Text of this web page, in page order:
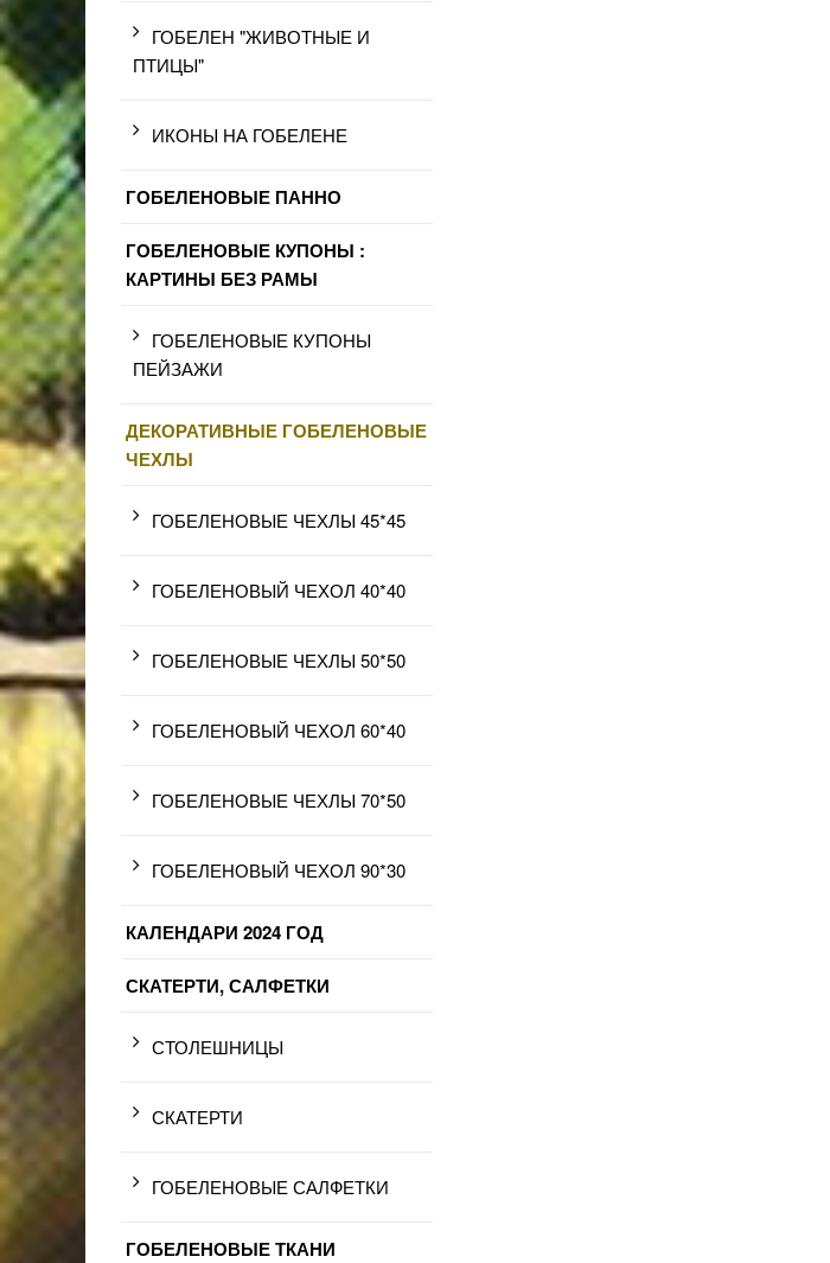
ГОБЕЛЕН "ЖИВОТНЫЕ И
ПТИЦЫ"
ИКОНЫ НА ГОБЕЛЕНЕ
ГОБЕЛЕНОВЫЕ ПАННО
ГОБЕЛЕНОВЫЕ КУПОНЫ :
КАРТИНЫ БЕЗ РАМЫ
ГОБЕЛЕНОВЫЕ КУПОНЫ
ПЕЙЗАЖИ
ДЕКОРАТИВНЫЕ ГОБЕЛЕНОВЫЕ
ЧЕХЛЫ
ГОБЕЛЕНОВЫЕ ЧЕХЛЫ 45*45
ГОБЕЛЕНОВЫЙ ЧЕХОЛ 40*40
ГОБЕЛЕНОВЫЕ ЧЕХЛЫ 50*50
ГОБЕЛЕНОВЫЙ ЧЕХОЛ 60*40
ГОБЕЛЕНОВЫЕ ЧЕХЛЫ 70*50
ГОБЕЛЕНОВЫЙ ЧЕХОЛ 90*30
КАЛЕНДАРИ 2024 ГОД
СКАТЕРТИ, САЛФЕТКИ
СТОЛЕШНИЦЫ
СКАТЕРТИ
ГОБЕЛЕНОВЫЕ САЛФЕТКИ
ГОБЕЛЕНОВЫЕ ТКАНИ